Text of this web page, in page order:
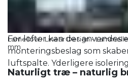
For at opnå
lægges til 45 mm mineraluld
For lofter kan der anvendes
monteringsbeslag som
luftspalte. Yderligere
Lamellow+ Linear Design -
mm
Naturligt træ – naturlig